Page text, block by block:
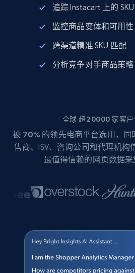
追踪 Instacart 上的
监控商品变体和可用性
跨渠道精准 SKU 匹配
分析竞争对手商品策略
全球 超20000 家客户
被 70% 的领先电商平台选用，同
售商、ISV、咨询公司和代理机构
最值得信赖的网页数据采